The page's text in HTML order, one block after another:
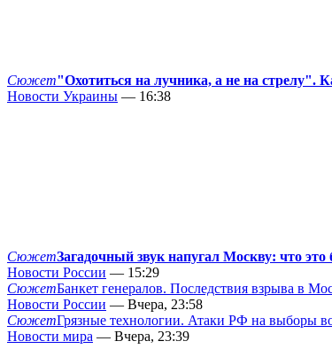
Сюжет"Охотиться на лучника, а не на стрелу".
Новости Украины — 16:38
СюжетЗагадочный звук напугал Москву: что это
Новости России — 15:29
СюжетБанкет генералов. Последствия взрыва в
Новости России — Вчера, 23:58
СюжетГрязные технологии. Атаки РФ на выборы
Новости мира — Вчера, 23:39